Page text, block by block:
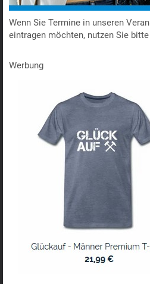
Wenn Sie Termine in unseren
eintragen möchten, nutzen Sie
Werbung